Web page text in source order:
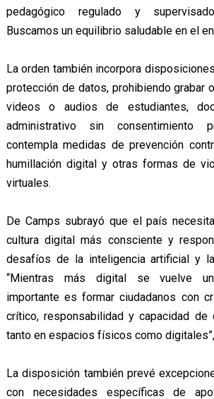
pedagógico regulado y
Buscamos un equilibrio saludable en el
La orden también incorpora
protección de datos, prohibiendo grabar
videos o audios de estudiantes,
administrativo sin consentimiento
contempla medidas de prevención
humillación digital y otras formas de
virtuales.
De Camps subrayó que el país
cultura digital más consciente y
desafíos de la inteligencia artificial y la
“Mientras más digital se vuelve
importante es formar ciudadanos con
crítico, responsabilidad y capacidad de
tanto en espacios físicos como
La disposición también prevé
con necesidades específicas de